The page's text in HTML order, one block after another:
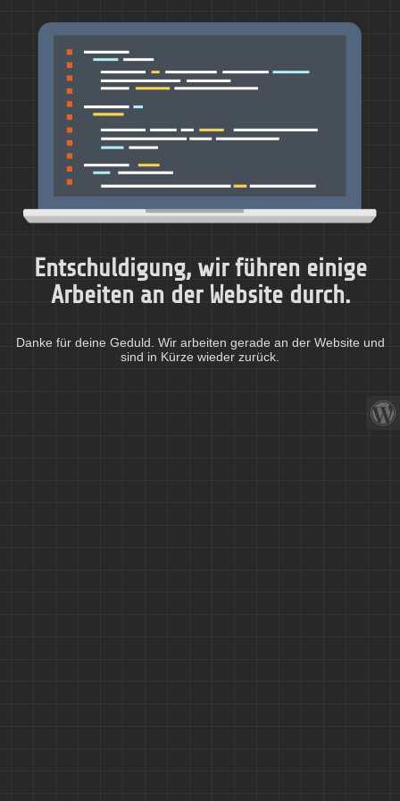
Entschuldigung, wir führen einige
Arbeiten an der Website durch.
Danke für deine Geduld. Wir arbeiten gerade an der Website und
sind in Kürze wieder zurück.